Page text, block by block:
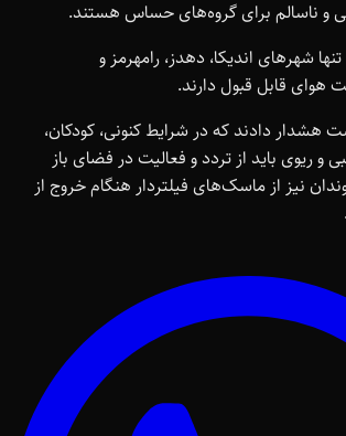
شهرهای اندیکا، دهدز، رامهرمز و
قابل قبول دارند.
هشدار دادند که در شرایط کنونی، کودکان،
و ریوی باید از تردد و فعالیت در فضای باز
نیز از ماسک‌های فیلتردار هنگام خروج از